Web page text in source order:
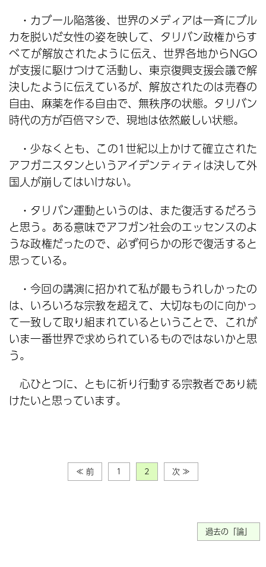
・カブール陥落後、世界のメディアは一斉にブル
カを脱いだ女性の姿を映して、タリバン政権からす
べてが解放されたように伝え、世界各地からNGO
が支援に駆けつけて活動し、東京復興支援会議で解
決したように伝えているが、解放されたのは売春の
自由、麻薬を作る自由で、無秩序の状態。タリバン
時代の方が百倍マシで、現地は依然厳しい状態。
・少なくとも、この1世紀以上かけて確立された
アフガニスタンというアイデンティティは決して外
国人が崩してはいけない。
・タリバン運動というのは、また復活するだろう
と思う。ある意味でアフガン社会のエッセンスのよ
うな政権だったので、必ず何らかの形で復活すると
思っている。
・今回の講演に招かれて私が最もうれしかったの
は、いろいろな宗教を超えて、大切なものに向かっ
て一致して取り組まれているということで、これが
いま一番世界で求められているものではないかと思
う。
心ひとつに、ともに祈り行動する宗教者であり続
けたいと思っています。
≪ 前 1 2 次 ≫
過去の「論」